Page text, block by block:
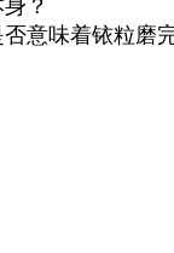
？
意味着铱粒磨